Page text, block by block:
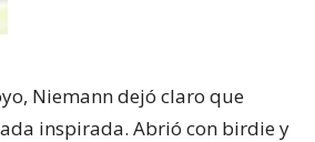
Niemann dejó claro que
inspirada. Abrió con birdie y